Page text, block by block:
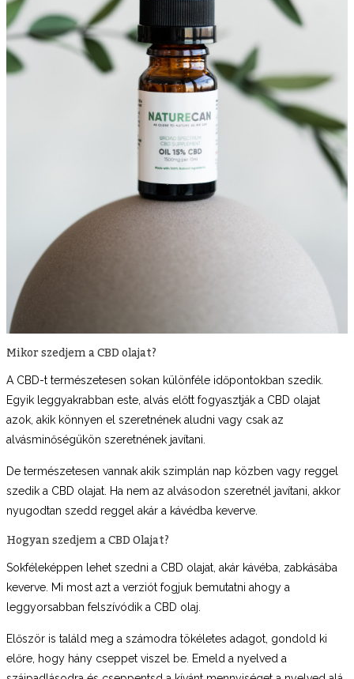
Mikor szedjem a CBD olajat?
A CBD-t természetesen sokan különféle időpontokban szedik.
Egyik leggyakrabban este, alvás előtt fogyasztják a CBD olajat
azok, akik könnyen el szeretnének aludni vagy csak az
alvásminőségükön szeretnének javítani.
De természetesen vannak akik szimplán nap közben vagy reggel
szedik a CBD olajat. Ha nem az alvásodon szeretnél javítani, akkor
nyugodtan szedd reggel akár a kávédba keverve.
Hogyan szedjem a CBD Olajat?
Sokféleképpen lehet szedni a CBD olajat, akár kávéba, zabkásába
keverve. Mi most azt a verziót fogjuk bemutatni ahogy a
leggyorsabban felszívódik a CBD olaj.
Először is találd meg a számodra tökéletes adagot, gondold ki
előre, hogy hány cseppet viszel be. Emeld a nyelved a